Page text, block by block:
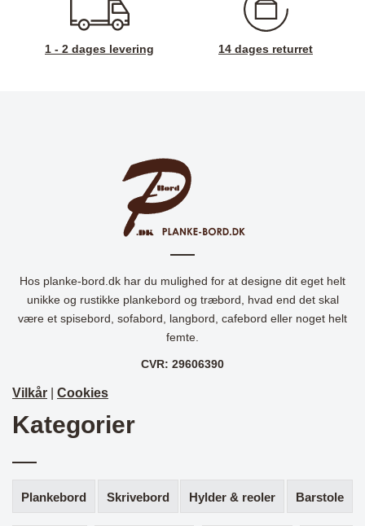
1 - 2 dages levering 14 dages returret
Hos planke-bord.dk har du mulighed for at designe dit eget helt
unikke og rustikke plankebord og træbord, hvad end det skal
være et spisebord, sofabord, langbord, cafebord eller noget helt
femte.
CVR: 29606390
Vilkår Cookies
Kategorier
Plankebord Skrivebord Hylder & reoler Barstole